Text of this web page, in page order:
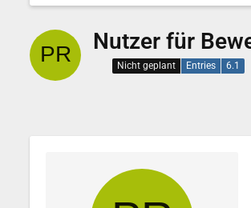
Nutzer für
Nicht geplant Entries 6.1